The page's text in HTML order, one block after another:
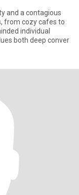
and a contagious
from cozy cafes to
individual
both deep conver